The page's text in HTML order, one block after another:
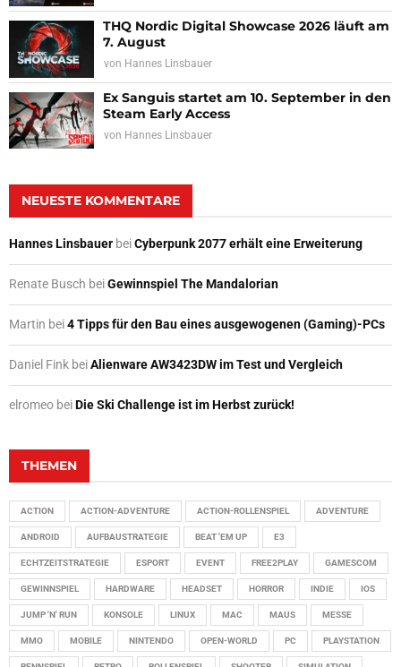
THQ Nordic Digital Showcase 2026 läuft am
7. August
von Hannes Linsbauer
Ex Sanguis startet am 10. September in den
Steam Early Access
von Hannes Linsbauer
NEUESTE KOMMENTARE
Hannes Linsbauer beiCyberpunk 2077 erhält eine Erweiterung
Renate Busch beiGewinnspiel The Mandalorian
Martin bei4 Tipps für den Bau eines ausgewogenen (Gaming)-PCs
Daniel Fink beiAlienware AW3423DW im Test und Vergleich
elromeo beiDie Ski Challenge ist im Herbst zurück!
THEMEN
ACTION ACTION-ADVENTURE ACTION-ROLLENSPIEL ADVENTURE
ANDROID AUFBAUSTRATEGIE BEAT 'EM UP E3
ECHTZEITSTRATEGIE ESPORT EVENT FREE2PLAY GAMESCOM
GEWINNSPIEL HARDWARE HEADSET HORROR INDIE IOS
JUMP 'N' RUN KONSOLE LINUX MAC MAUS MESSE
MMO MOBILE NINTENDO OPEN-WORLD PC PLAYSTATION